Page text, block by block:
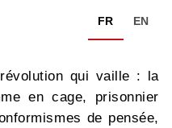
FR EN
qui vaille : la
en cage, prisonnier
de pensée,